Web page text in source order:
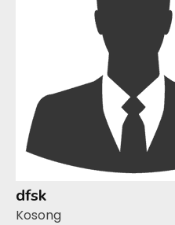
dfsk
Kosong